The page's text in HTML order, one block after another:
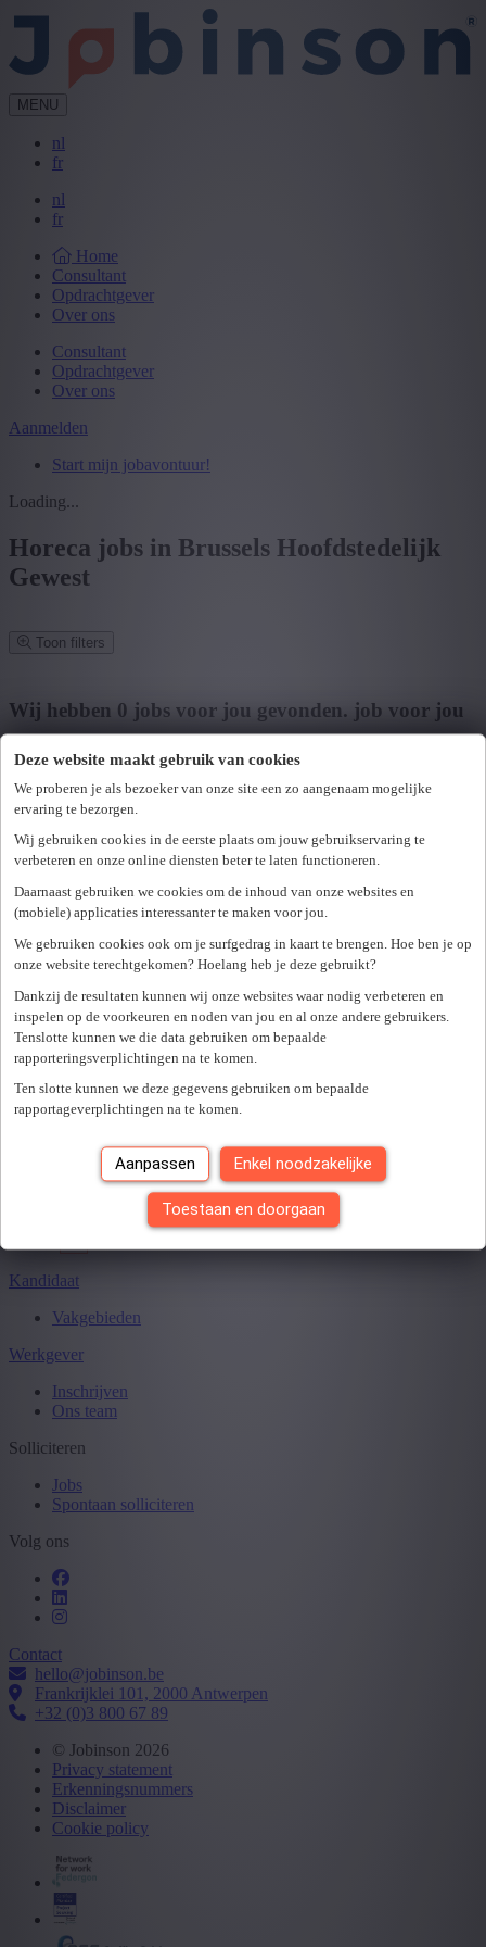
Deze website maakt gebruik van cookies
We proberen je als bezoeker van onze site een zo aangenaam mogelijke
ervaring te bezorgen.
Wij gebruiken cookies in de eerste plaats om jouw gebruikservaring te
verbeteren en onze online diensten beter te laten functioneren.
Daarnaast gebruiken we cookies om de inhoud van onze websites en
(mobiele) applicaties interessanter te maken voor jou.
We gebruiken cookies ook om je surfgedrag in kaart te brengen. Hoe ben je op
onze website terechtgekomen? Hoelang heb je deze gebruikt?
Dankzij de resultaten kunnen wij onze websites waar nodig verbeteren en
inspelen op de voorkeuren en noden van jou en al onze andere gebruikers.
Tenslotte kunnen we die data gebruiken om bepaalde
rapporteringsverplichtingen na te komen.
Ten slotte kunnen we deze gegevens gebruiken om bepaalde
rapportageverplichtingen na te komen.
Aanpassen Enkel noodzakelijke
Toestaan en doorgaan
MENU
nl
fr
nl
fr
Home
Consultant
Opdrachtgever
Over ons
Consultant
Opdrachtgever
Over ons
Aanmelden
Start mijn jobavontuur!
Loading...
Horeca jobs in Brussels Hoofdstedelijk
Gewest
Toon filters
Zoek op functie, jobtitel, bedrijf,...
Postcode of gemeente
Zoek vacatures
Mijn gekozen filters
Wis alle filters
Provincie
+ Toon meer - Toon minder
Wij hebben 0 jobs voor jou gevonden. job voor jou
gevonden
U hebt geen toegang tot deze pagina of bent niet langer aangemeld.
Opnieuw aanmelden.
Sluiten
Je hebt0van0jobs gezien.
Kandidaat
Vakgebieden
Werkgever
Inschrijven
Ons team
Solliciteren
Jobs
Spontaan solliciteren
Volg ons
Contact
hello@jobinson.be
Frankrijklei 101, 2000 Antwerpen
+32 (0)3 800 67 89
© Jobinson 2026
Privacy statement
Erkenningsnummers
Disclaimer
Cookie policy